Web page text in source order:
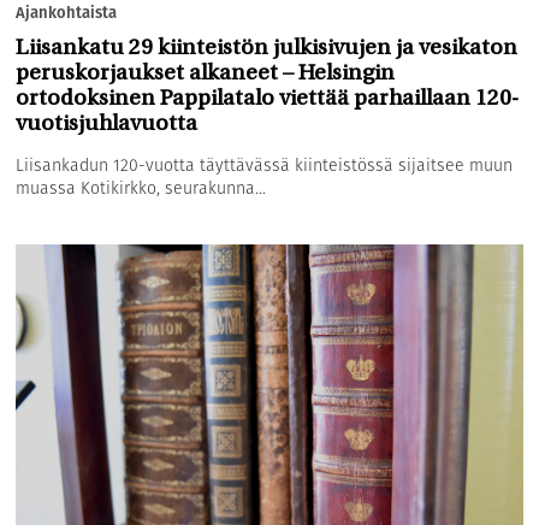
Ajankohtaista
Liisankatu 29 kiinteistön julkisivujen ja vesikaton
peruskorjaukset alkaneet – Helsingin
ortodoksinen Pappilatalo viettää parhaillaan 120-
vuotisjuhlavuotta
Liisankadun 120-vuotta täyttävässä kiinteistössä sijaitsee muun
muassa Kotikirkko, seurakunna...